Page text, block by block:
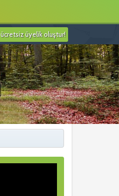
ücretsiz üyelik oluştur!